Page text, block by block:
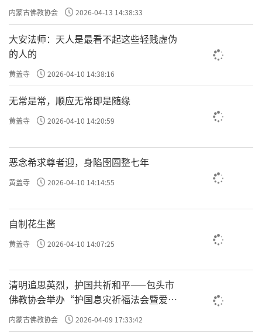
内蒙古佛教协会 2026-04-13 14:38:33
大安法师：天人是最看不起这些轻贱虚伪
的人的
黄盖寺 2026-04-10 14:38:16
无常是常，顺应无常即是随缘
黄盖寺 2026-04-10 14:20:59
恶念希求尊者迎，身陷囹圄整七年
黄盖寺 2026-04-10 14:14:55
自制花生酱
黄盖寺 2026-04-10 14:07:25
清明追思英烈，护国共祈和平——包头市
佛教协会举办“护国息灾祈福法会暨爱国
主义电影观影活动”
内蒙古佛教协会 2026-04-09 17:33:42